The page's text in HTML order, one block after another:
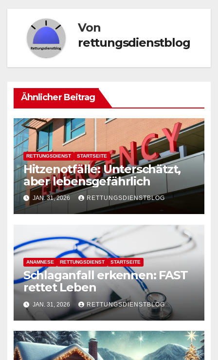
Von
rettungsdienstblog
Ähnlicher Beitrag
RETTUNGSDIENST STARTSEITE
Hitzenotfälle: Unterschätzt,
aber lebensgefährlich
JAN. 31, 2026 RETTUNGSDIENSTBLOG
ANAMNESE RETTUNGSDIENST STARTSEITE
Schlaganfall erkennen: FAST
rettet Leben
JAN. 31, 2026 RETTUNGSDIENSTBLOG